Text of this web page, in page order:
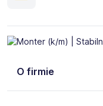
O firmie